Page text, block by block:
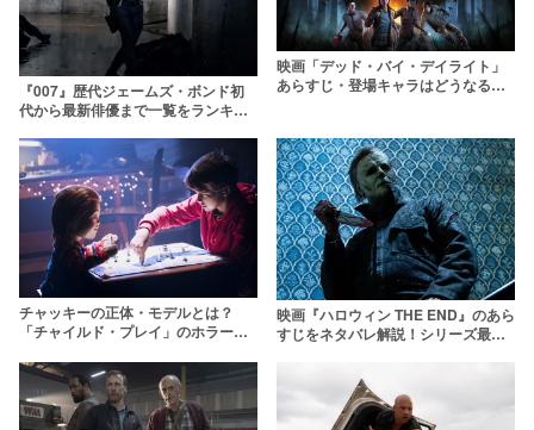
『007』歴代ジェームズ・ボンド初
代から最新俳優まで一覧をランキン
映画「デッド・バイ・デイライト」
あらすじ・登場キャラはどうなる？
チャッキーの正体・モデルとは？
「チャイルド・プレイ」のホラー人
映画『ハロウィン THE END』のあら
すじをネタバレ解説！シリーズ最終